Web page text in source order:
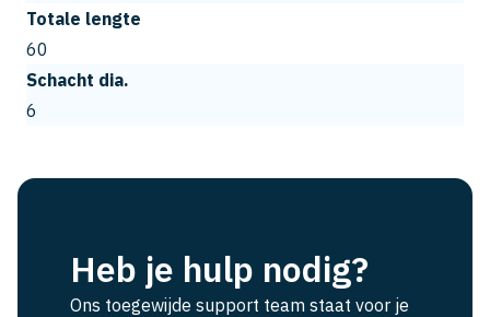
Totale lengte
60
Schacht dia.
6
Heb je hulp nodig?
Ons toegewijde support team staat voor je